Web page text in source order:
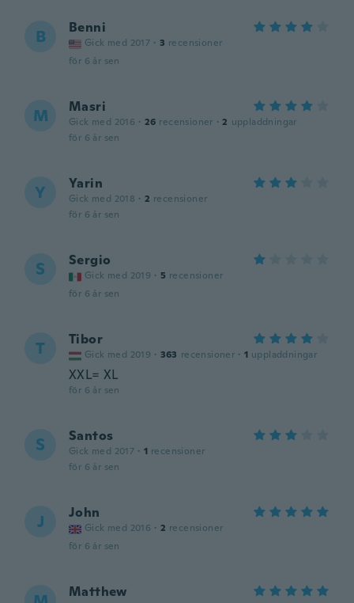
B Benni
Gick med 2017 · 3 recensioner
för 6 år sen
M Masri
Gick med 2016 · 26 recensioner · 2 uppladdningar
för 6 år sen
Y Yarin
Gick med 2018 · 2 recensioner
för 6 år sen
S Sergio
Gick med 2019 · 5 recensioner
för 6 år sen
T Tibor
Gick med 2019 · 363 recensioner · 1 uppladdningar
XXL= XL
för 6 år sen
S Santos
Gick med 2017 · 1 recensioner
för 6 år sen
J John
Gick med 2016 · 2 recensioner
för 6 år sen
Matthew